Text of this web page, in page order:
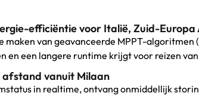
efficiëntie voor Italië, Zuid-Europa
maken van geavanceerde MPPT-
en een langere runtime krijgt voor reizen
afstand vanuit Milaan
in realtime, ontvang onmiddellijk